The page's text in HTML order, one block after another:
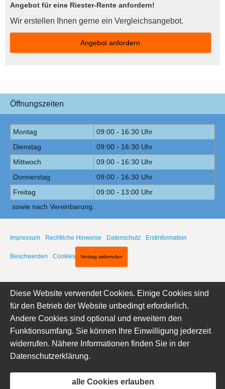
Angebot für eine Riester-Rente anfordern!
Wir erstellen Ihnen gerne ein Vergleichsangebot.
An­ge­bot an­for­dern
Öffnungszeiten
Montag
09:00 - 16:30 Uhr
Dienstag
09:00 - 16:30 Uhr
Mittwoch
09:00 - 16:30 Uhr
Donnerstag
09:00 - 16:30 Uhr
Freitag
09:00 - 13:00 Uhr
sowie nach Vereinbarung.
Impressum Rechtliche Hinweise Datenschutz Erstinformation
Beschwerden Cookies Vertrag widerrufen
Diese Website verwendet Cookies. Einige Cookies sind
für den Betrieb der Website unbedingt erforderlich.
Andere Cookies sind optional und erweitern den
Funktionsumfang. Sie können Ihre Einwilligung jederzeit
widerrufen. Nähere Informationen finden Sie in der
Datenschutzerklärung.
alle Cookies erlauben